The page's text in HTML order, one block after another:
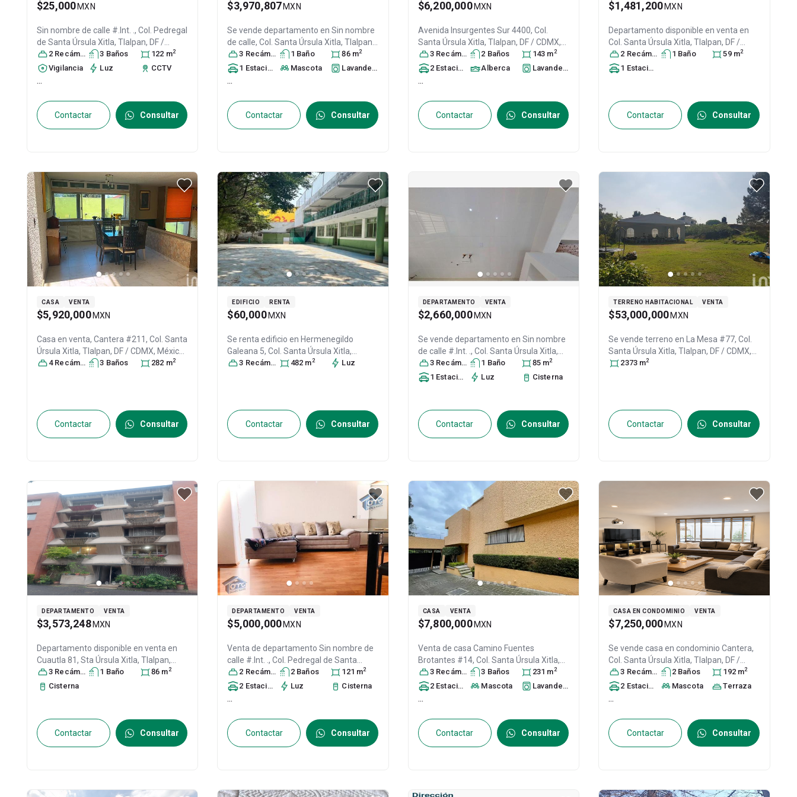
$25,000 MXN
Sin nombre de calle #.Int. ., Col. Pedregal
de Santa Úrsula Xitla, Tlalpan, DF /
CDMX, México, C.P. 14438 , ID:23600021
2 Recámara s 3 Baños 122 m2
Vigilancia Luz CCTV
...
Contactar Consultar
$3,970,807 MXN
Se vende departamento enSin nombre
de calle, Col. Santa Úrsula Xitla,Tlalpan
DF / CDMX, México, C.P. 14420, ID:
31590777
3 Recámara s 1 Baño 86 m2
1 Estacionamiento Mascota Lavandería
...
Contactar Consultar
$6,200,000 MXN
Avenida Insurgentes Sur 4400, Col.
Santa Úrsula Xitla, Tlalpan, DF / CDMX,
México, C.P. 14420 , ID:31652071
3 Recámara s 2 Baños 143 m2
2 Estacionamiento s
Alberca Lavandería
...
Contactar Consultar
$1,481,200 MXN
Departamento disponible en venta en
Col. Santa Úrsula Xitla,Tlalpan, DF /
CDMX, México, C.P. 14420 , ID:28051580
2 Recámara s 1 Baño 59 m2
1 Estacionamiento
Contactar Consultar
CASA VENTA
$5,920,000 MXN
Casa en venta, Cantera #211, Col. Santa
Úrsula Xitla, Tlalpan, DF / CDMX, México
C.P. 14420, ID:29743853
4 Recámara s 3 Baños 282 m2
Contactar Consultar
EDIFICIO RENTA
$60,000 MXN
Se renta edificio en Hermenegildo
Galeana 5, Col. Santa Úrsula Xitla,
Tlalpan, DF / CDMX, México , C.P. 14420
3 Recámara s 482 m2 Luz
Contactar Consultar
DEPARTAMENTO VENTA
$2,660,000 MXN
Se vende departamento en Sin nombre
de calle #.Int. ., Col. Santa Úrsula Xitla,
Tlalpan, DF / CDMX, México , C.P. 14420
ID:24925364
3 Recámara s 1 Baño 85 m2
1 Estacionamiento Luz Cisterna
Contactar Consultar
TERRENO HABITACIONAL VENTA
$53,000,000 MXN
Se vende terreno en
La Mesa #77, Col.
Santa Úrsula Xitla,Tlalpan, DF / CDMX,
México, C.P. 14420
2373 m2
Contactar Consultar
DEPARTAMENTO VENTA
$3,573,248 MXN
Departamento disponible en venta en
Cuautla 81, Sta Úrsula Xitla, Tlalpan,
14420 Ciudad de México, CDMX, Col.
Santa Úrsula Xitla,
3 Recámara s 1 Baño 86 m2
Cisterna
Contactar Consultar
DEPARTAMENTO VENTA
$5,000,000 MXN
Venta de departamentoSin nombre de
calle #.Int. ., Col. Pedregal de Santa
Úrsula Xitla,Tlalpan, DF / CDMX, México
C.P. 14438, ID: 22955373
2 Recámara s 2 Baños 121 m2
2 Estacionamiento Luz Cisterna
...
Contactar Consultar
CASA VENTA
$7,800,000 MXN
Venta de casa Camino Fuentes
Brotantes #14, Col. Santa Úrsula Xitla,
Tlalpan, DF / CDMX, México , C.P. 14420
ID:30694405
3 Recámara s 3 Baños 231 m2
2 Estacionamiento s
Mascota Lavandería
...
Contactar Consultar
CASA EN CONDOMINIO VENTA
$7,250,000 MXN
Se vende casa en condominioCantera,
Col. Santa Úrsula Xitla,Tlalpan, DF /
CDMX, México, C.P. 14420 , ID:31573990
3 Recámara s 2 Baños 192 m2
2 Estacionamiento s
Mascota Terraza
...
Contactar Consultar